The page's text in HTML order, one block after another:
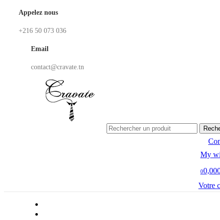
Appelez nous
+216 50 073 036
Email
contact@cravate.tn
My
0
Votre